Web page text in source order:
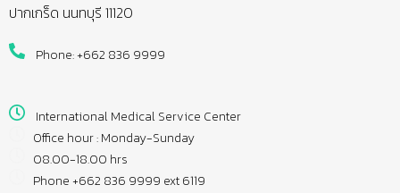
ปากเกร็ด นนทบุรี 11120
Phone: +662 836 9999
International Medical Service Center
Office hour : Monday-Sunday
08.00-18.00 hrs
Phone +662 836 9999 ext 6119